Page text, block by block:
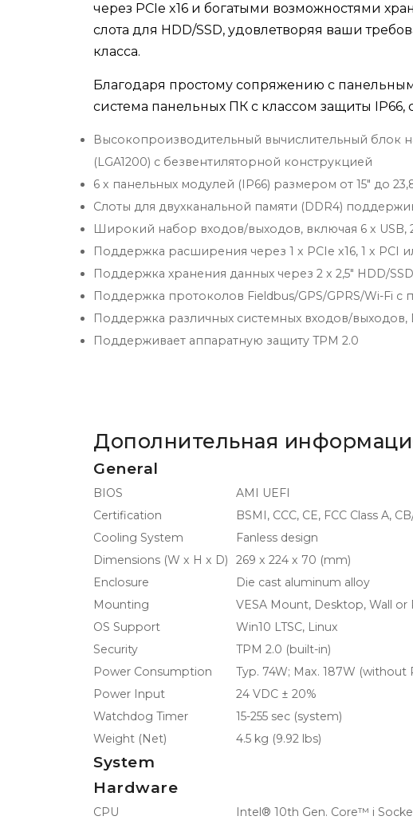
через PCIe x16 и богатыми возможностями
слота для HDD/SSD, удовлетворяя ваши
класса.
Благодаря простому сопряжению с
система панельных ПК с классом защиты
Высокопроизводительный вычислительный блок
(LGA1200) с безвентиляторной конструкцией
6 x панельных модулей (IP66) размером от 15" до
Слоты для двухканальной памяти (DDR4)
Широкий набор входов/выходов, включая 6 x USB, 2
Поддержка расширения через 1 x PCIe x16, 1 x PCI
Поддержка хранения данных через 2 x 2,5" HDD/SSD
Поддержка протоколов Fieldbus/GPS/GPRS/Wi-Fi
Поддержка различных системных входов/выходов,
Поддерживает аппаратную защиту TPM 2.0
Дополнительная
General
BIOS
AMI UEFI
Certification
BSMI, CCC, CE, FCC Class A,
Cooling System
Fanless design
Dimensions (W x H x D)
269 x 224 x 70 (mm)
Enclosure
Die cast aluminum alloy
Mounting
VESA Mount, Desktop, Wall
OS Support
Win10 LTSC, Linux
Security
TPM 2.0 (built-in)
Power Consumption
Typ. 74W; Max. 187W (without
Power Input
24 VDC ± 20%
Watchdog Timer
15-255 sec (system)
Weight (Net)
4.5 kg (9.92 lbs)
System
Hardware
CPU Intel® 10th Gen. Core™ i